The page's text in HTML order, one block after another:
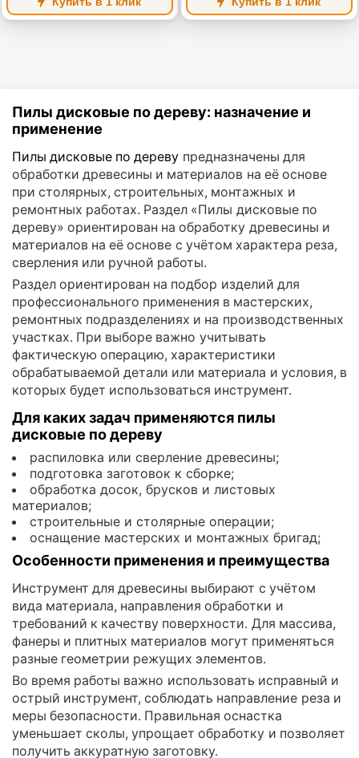
Пилы дисковые по дереву: назначение и
применение
Пилы дисковые по дереву предназначены для
обработки древесины и материалов на её основе
при столярных, строительных, монтажных и
ремонтных работах. Раздел «Пилы дисковые по
дереву» ориентирован на обработку древесины и
материалов на её основе с учётом характера реза,
сверления или ручной работы.
Раздел ориентирован на подбор изделий для
профессионального применения в мастерских,
ремонтных подразделениях и на производственных
участках. При выборе важно учитывать
фактическую операцию, характеристики
обрабатываемой детали или материала и условия, в
которых будет использоваться инструмент.
Для каких задач применяются пилы
дисковые по дереву
распиловка или сверление древесины;
подготовка заготовок к сборке;
обработка досок, брусков и листовых
материалов;
строительные и столярные операции;
оснащение мастерских и монтажных бригад;
Особенности применения и преимущества
Инструмент для древесины выбирают с учётом
вида материала, направления обработки и
требований к качеству поверхности. Для массива,
фанеры и плитных материалов могут применяться
разные геометрии режущих элементов.
Во время работы важно использовать исправный и
острый инструмент, соблюдать направление реза и
меры безопасности. Правильная оснастка
уменьшает сколы, упрощает обработку и позволяет
получить аккуратную заготовку.